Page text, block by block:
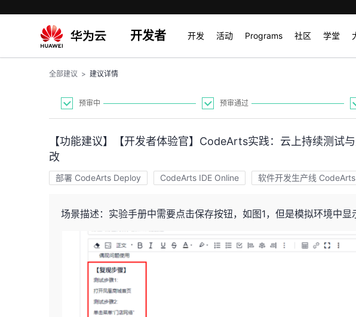
开发者 开发 活动 Programs 社区 学堂
全部建议 > 建议详情
预审中 预审通过
【功能建议】【开发者体验官】CodeArts实践：云上持续测试
改
部署 CodeArts Deploy CodeArts IDE Online 软件开发生产线 CodeArts
场景描述：实验手册中需要点击保存按钮，如图1，但是模拟环境中